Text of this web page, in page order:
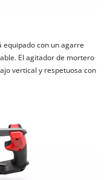
needs to setup
Consent
Platform
equipado con un agarre
El agitador de mortero
vertical y respetuosa con